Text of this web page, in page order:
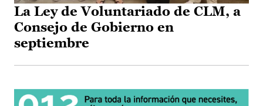
La Ley de Voluntariado de CLM, a
Consejo de Gobierno en
septiembre